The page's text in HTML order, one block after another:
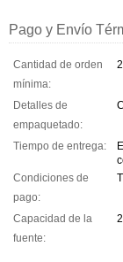
Pago y Envío
Cantidad de orden
mínima:
Detalles de
empaquetado:
Tiempo de entrega:
Condiciones de
pago:
Capacidad de la
fuente: